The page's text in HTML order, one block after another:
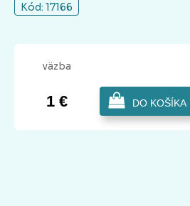
Kód: 17166
väzba
1 € DO KOŠÍKA